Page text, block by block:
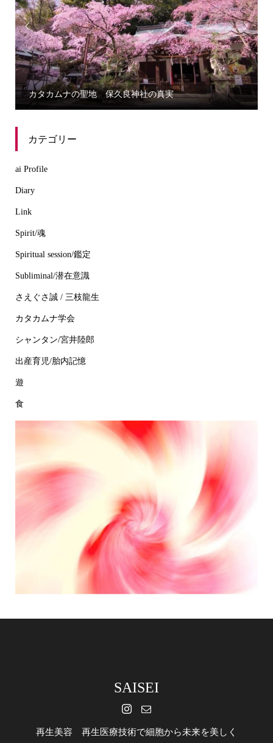

カタカムナの聖地 保久良神社の真実

カテゴリー
ai Profile
Diary
Link
Spirit/魂
Spiritual session/鑑定
Subliminal/潜在意識
さえぐさ誠 / 三枝龍生
カタカムナ学会
シャンタン/宮井陸郎
出産育児/胎内記憶
遊
食
SAISEI
再生美容 再生医療技術で細胞から未来を美しく